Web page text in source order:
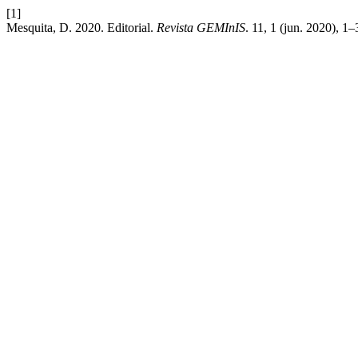
[1]
Mesquita, D. 2020. Editorial. Revista GEMInIS. 11, 1 (jun. 2020),